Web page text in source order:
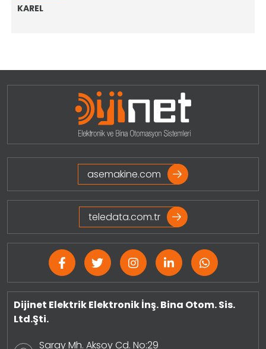
KAREL
asemakine.com
teledata.com.tr
Dijinet Elektrik Elektronik İnş. Bina Otom. Sis.
Ltd.Şti.
Saray Mh. Aksoy Cd. No:29